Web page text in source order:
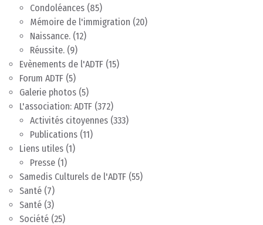
Condoléances (85)
Mémoire de l'immigration (20)
Naissance. (12)
Réussite. (9)
Evènements de l'ADTF (15)
Forum ADTF (5)
Galerie photos (5)
L'association: ADTF (372)
Activités citoyennes (333)
Publications (11)
Liens utiles (1)
Presse (1)
Samedis Culturels de l'ADTF (55)
Santé (7)
Santé (3)
Société (25)